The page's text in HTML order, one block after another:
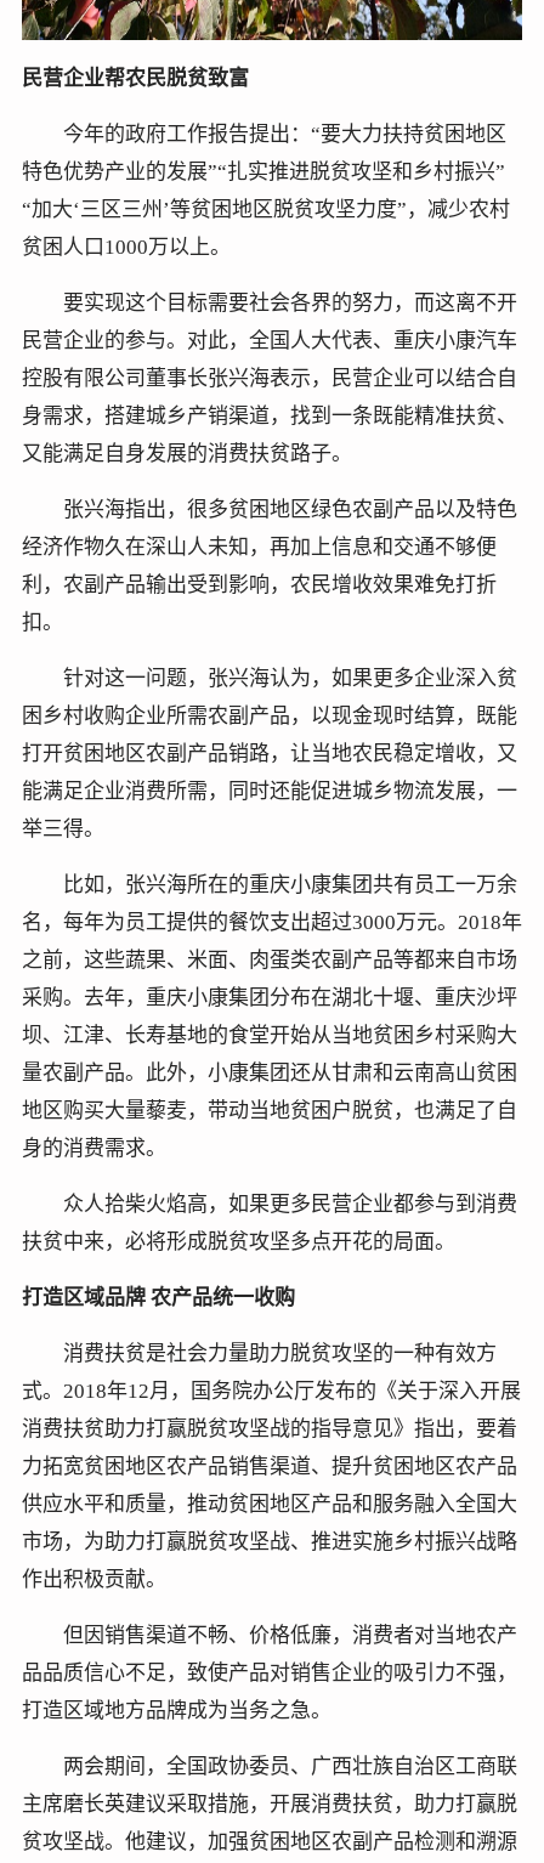
民营企业帮农民脱贫致富
今年的政府工作报告提出：“要大力扶持贫困地区
特色优势产业的发展”“扎实推进脱贫攻坚和乡村振兴”
“加大‘三区三州’等贫困地区脱贫攻坚力度”，减少农村
贫困人口1000万以上。
要实现这个目标需要社会各界的努力，而这离不开
民营企业的参与。对此，全国人大代表、重庆小康汽车
控股有限公司董事长张兴海表示，民营企业可以结合自
身需求，搭建城乡产销渠道，找到一条既能精准扶贫、
又能满足自身发展的消费扶贫路子。
张兴海指出，很多贫困地区绿色农副产品以及特色
经济作物久在深山人未知，再加上信息和交通不够便
利，农副产品输出受到影响，农民增收效果难免打折
扣。
针对这一问题，张兴海认为，如果更多企业深入贫
困乡村收购企业所需农副产品，以现金现时结算，既能
打开贫困地区农副产品销路，让当地农民稳定增收，又
能满足企业消费所需，同时还能促进城乡物流发展，一
举三得。
比如，张兴海所在的重庆小康集团共有员工一万余
名，每年为员工提供的餐饮支出超过3000万元。2018年
之前，这些蔬果、米面、肉蛋类农副产品等都来自市场
采购。去年，重庆小康集团分布在湖北十堰、重庆沙坪
坝、江津、长寿基地的食堂开始从当地贫困乡村采购大
量农副产品。此外，小康集团还从甘肃和云南高山贫困
地区购买大量藜麦，带动当地贫困户脱贫，也满足了自
身的消费需求。
众人拾柴火焰高，如果更多民营企业都参与到消费
扶贫中来，必将形成脱贫攻坚多点开花的局面。
打造区域品牌 农产品统一收购
消费扶贫是社会力量助力脱贫攻坚的一种有效方
式。2018年12月，国务院办公厅发布的《关于深入开展
消费扶贫助力打赢脱贫攻坚战的指导意见》指出，要着
力拓宽贫困地区农产品销售渠道、提升贫困地区农产品
供应水平和质量，推动贫困地区产品和服务融入全国大
市场，为助力打赢脱贫攻坚战、推进实施乡村振兴战略
作出积极贡献。
但因销售渠道不畅、价格低廉，消费者对当地农产
品品质信心不足，致使产品对销售企业的吸引力不强，
打造区域地方品牌成为当务之急。
两会期间，全国政协委员、广西壮族自治区工商联
主席磨长英建议采取措施，开展消费扶贫，助力打赢脱
贫攻坚战。他建议，加强贫困地区农副产品检测和溯源